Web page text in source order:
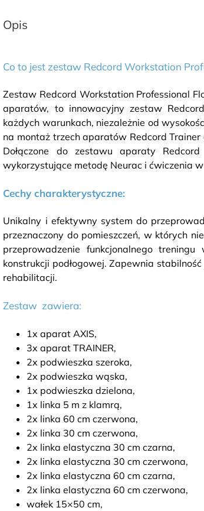
Opis
Co to jest zestaw Redcord Workstation
Zestaw Redcord Workstation Professional
aparatów, to innowacyjny zestaw
każdych warunkach, niezależnie od
na montaż trzech aparatów Redcord
Dołączone do zestawu aparaty
wykorzystujące metodę Neurac i ćwiczenia
Cechy charakterystyczne:
Unikalny i efektywny system do
przeznaczony do pomieszczeń, w których
przeprowadzenie funkcjonalnego
konstrukcji podłogowej. Zapewnia
rehabilitacji.
Zestaw zawiera:
1x aparat AXIS,
3x aparat TRAINER,
2x podwieszka szeroka,
2x podwieszka wąska,
1x podwieszka dzielona,
1x linka 5 m z klamrą,
2x linka 60 cm czerwona,
2x linka 30 cm czerwona,
2x linka elastyczna 30 cm czarna,
2x linka elastyczna 30 cm czerwona,
2x linka elastyczna 60 cm czarna,
2x linka elastyczna 60 cm czerwona,
wałek 15×50 cm,